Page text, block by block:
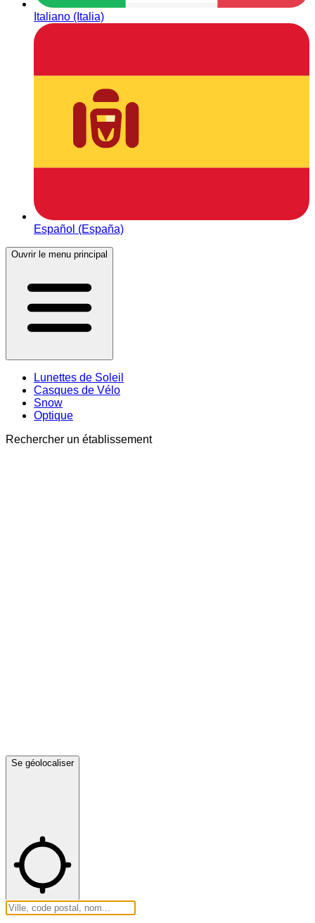
Italiano (Italia)
Español (España)
Ouvrir le menu principal
Lunettes de Soleil
Casques de Vélo
Snow
Optique
Rechercher un établissement
Se géolocaliser